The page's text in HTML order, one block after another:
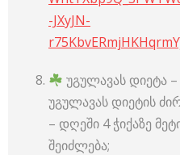
-JXyJN-
უგულავას დიეტა –
უგულავას დიეტის
– დღეში 4 ჭიქაზე
შეიძლება;